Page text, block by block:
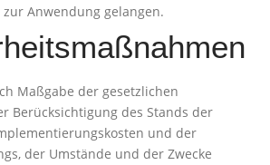
Anwendung gelangen.
Maßgabe der gesetzlichen
Berücksichtigung des Stands der
und der
der Umstände und der Zwecke